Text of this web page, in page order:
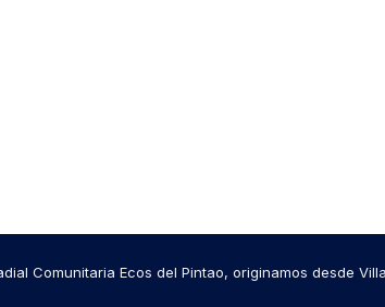
Comunitaria Ecos del Pintao, originamos desde